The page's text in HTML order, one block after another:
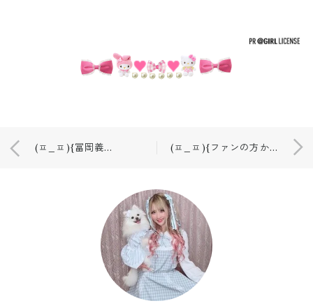
(ㅍ_ㅍ){冨岡義勇コスプレ衣装✨ (ㅍ_ㅍ){ファンの方から…❤